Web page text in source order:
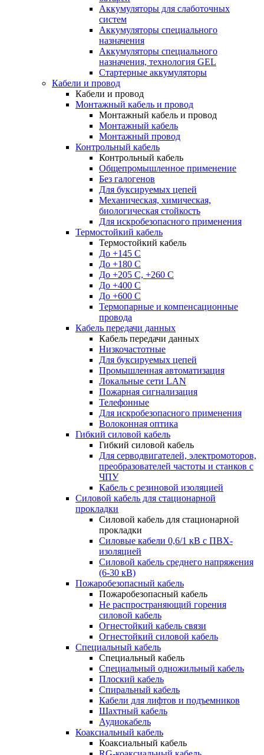
Аккумуляторы для слаботочных
систем
Аккумуляторы специального
назначения
Аккумуляторы специального
назначения, технология GEL
Стартерные аккумуляторы
Кабели и провод
Кабели и провод
Монтажный кабель и провод
Монтажный кабель и провод
Монтажный кабель
Монтажный провод
Контрольный кабель
Контрольный кабель
Общепромышленное применение
Без галогенов
Для буксируемых цепей
Механическая, химическая,
биологическая стойкость
Для искробезопасного применения
Термостойкий кабель
Термостойкий кабель
До +145 С
До +180 C
До +205 С, +260 С
До +400 C
До +600 С
Термопарные и компенсационные
провода
Кабель передачи данных
Кабель передачи данных
Низкочастотные
Для буксируемых цепей
Промышленная автоматизация
Локальные сети LAN
Пожарная сигнализация
Телефонные
Для искробезопасного применения
Волоконная оптика
Гибкий силовой кабель
Гибкий силовой кабель
Для серводвигателей, электромоторов,
преобразователей частоты и станков с
ЧПУ
Кабель с резиновой изоляцией
Силовой кабель для стационарной
прокладки
Силовой кабель для стационарной
прокладки
Силовые кабели 0,6/1 кВ с ПВХ-
изоляцией
Силовой кабель среднего напряжения
(6-30 кВ)
Пожаробезопасный кабель
Пожаробезопасный кабель
Не распространяющий горения
силовой кабель
Огнестойкий кабель связи
Огнестойкий силовой кабель
Специальный кабель
Специальный кабель
Специальный одножильный кабель
Плоский кабель
Спиральный кабель
Кабели для лифтов и подъемников
Шахтный кабель
Аудиокабель
Коаксиальный кабель
Коаксиальный кабель